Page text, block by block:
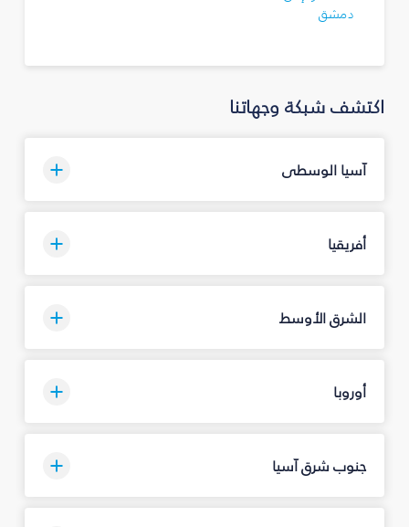
دمشق
اكتشف شبكة وجهاتنا
آسيا الوسطى
أفريقيا
الشرق الأوسط
أوروبا
جنوب شرق آسيا